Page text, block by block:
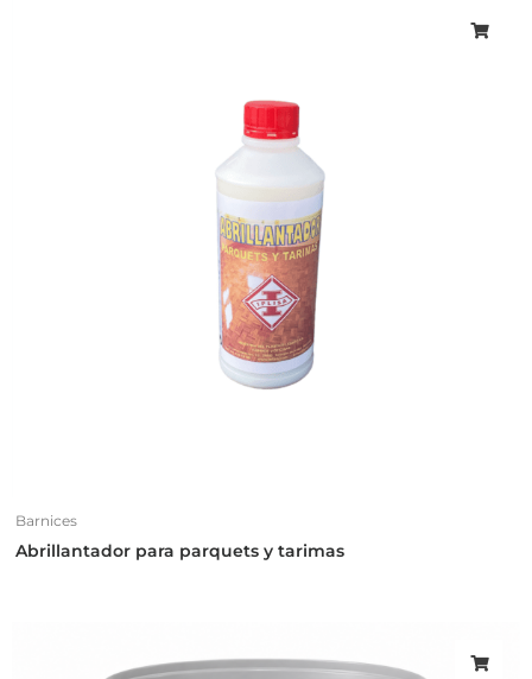
Barnices
Abrillantador para parquets y tarimas